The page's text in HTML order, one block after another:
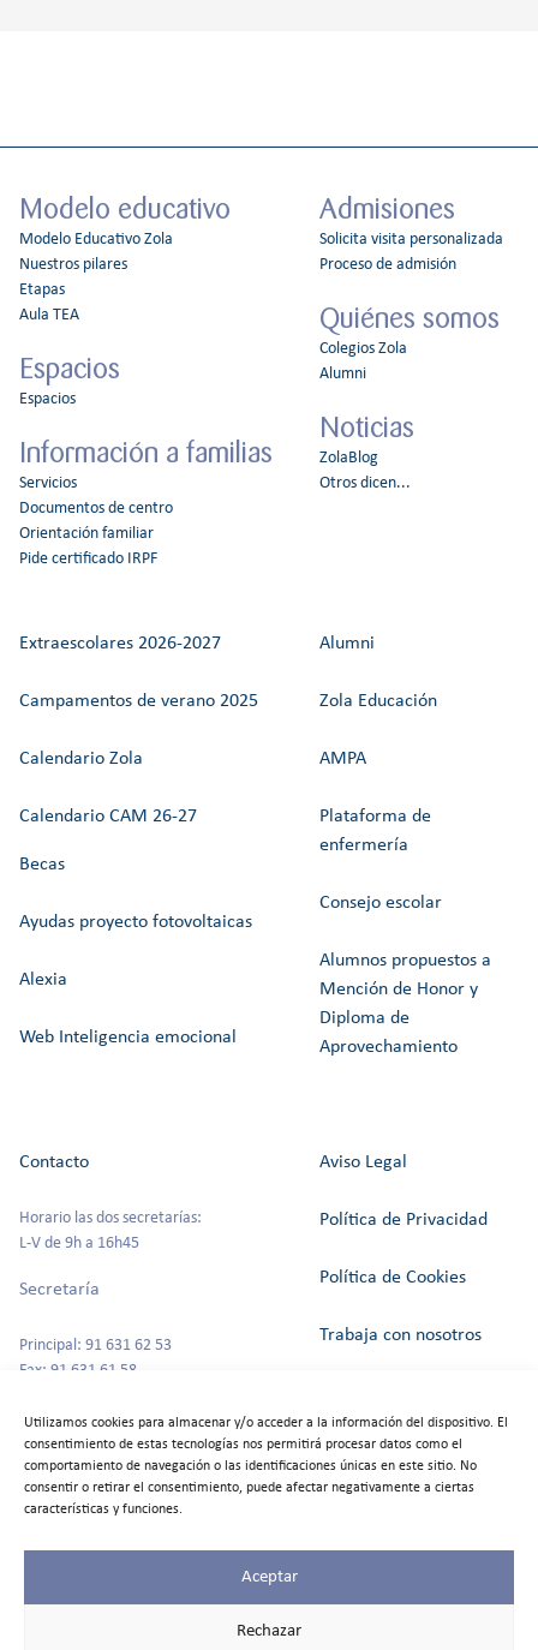
Utilizamos cookies para almacenar y/o acceder a la información del dispositivo. El
consentimiento de estas tecnologías nos permitirá procesar datos como el
comportamiento de navegación o las identificaciones únicas en este sitio. No
consentir o retirar el consentimiento, puede afectar negativamente a ciertas
características y funciones.
Aceptar
Rechazar
Modelo educativo
Modelo Educativo Zola
Nuestros pilares
Etapas
Aula TEA
Espacios
Espacios
Información a familias
Servicios
Documentos de centro
Orientación familiar
Pide certificado IRPF
Admisiones
Solicita visita personalizada
Proceso de admisión
Quiénes somos
Colegios Zola
Alumni
Noticias
ZolaBlog
Otros dicen...
Extraescolares 2026-2027
Campamentos de verano 2025
Calendario Zola
Calendario CAM 26-27
Becas
Ayudas proyecto fotovoltaicas
Alexia
Web Inteligencia emocional
Alumni
Zola Educación
AMPA
Plataforma de
enfermería
Consejo escolar
Alumnos propuestos a
Mención de Honor y
Diploma de
Aprovechamiento
Contacto
Horario las dos secretarías:
L-V de 9h a 16h45
Secretaría
Principal: 91 631 62 53
Fax: 91 631 61 58
Escuela Infantil
Aviso Legal
Política de Privacidad
Política de Cookies
Trabaja con nosotros
Alquiler de espacios